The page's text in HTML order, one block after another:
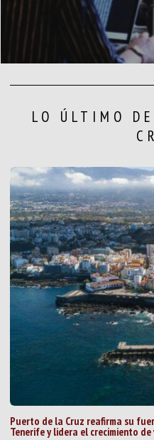
LO ÚLTIMO
Puerto de la Cruz reafirma su
Tenerife y lidera el crecimiento